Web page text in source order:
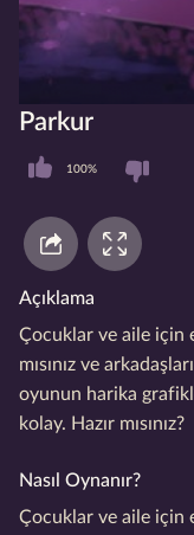
Parkur
100%
Açıklama
Çocuklar ve aile için
mısınız ve
oyunun harika
kolay. Hazır mısınız?
Nasıl Oynanır?
Çocuklar ve aile için